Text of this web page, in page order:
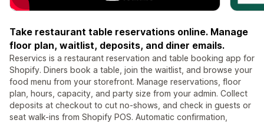
Take restaurant table reservations online. Manage
floor plan, waitlist, deposits, and diner emails.
Reservics is a restaurant reservation and table booking app for
Shopify. Diners book a table, join the waitlist, and browse your
food menu from your storefront. Manage reservations, floor
plan, hours, capacity, and party size from your admin. Collect
deposits at checkout to cut no-shows, and check in guests or
seat walk-ins from Shopify POS. Automatic confirmation,